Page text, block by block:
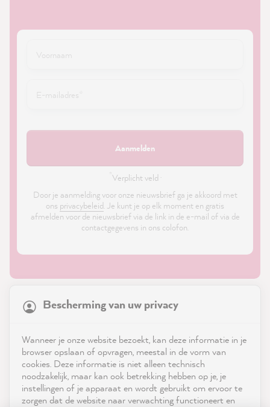
Aanmelden
Verplicht veld ·
Door je aanmelding voor onze nieuwsbrief ga je akkoord met
ons privacybeleid. Je kunt je op elk moment en gratis
afmelden voor de nieuwsbrief via de link in de e-mail of via de
contactgegevens in ons colofon.
Service
Neem contact op met
Bescherming van uw privacy
Wanneer je onze website bezoekt, kan deze informatie in je
browser opslaan of opvragen, meestal in de vorm van
cookies. Deze informatie is niet alleen technisch
noodzakelijk, maar kan ook betrekking hebben op je, je
instellingen of je apparaat en wordt gebruikt om ervoor te
zorgen dat de website naar verwachting functioneert en
21,899Reviews
reviews-io